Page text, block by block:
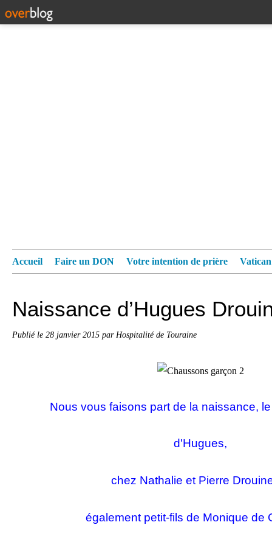
Accueil Faire un DON Votre intention de prière
Naissance d’Hugues
Publié le 28 janvier 2015 par Hospitalité de Touraine
Nous vous faisons part de la naissance,
d'Hugues,
chez Nathalie et Pierre
également petit-fils de Monique de